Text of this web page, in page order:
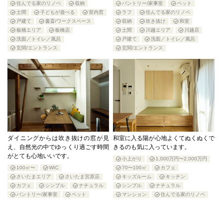
住んでる家のリノベ
収納
土間
子どもが遊べる
室内窓
戸建て
書斎/ワークスペース
板橋エリア
板橋店
洗面／トイレ／風呂
玄関/エントランス
パントリー/家事室
ペット
ラフ
住んでる家のリノベ
収納
吹き抜け
和室
土間
川越エリア
川越店
戸建て
洗面／トイレ／風呂
玄関/エントランス
ダイニングからは吹き抜けの窓が見
え、自然光の中でゆっくり過ごす時間
がとても心地いいです。
100㎡〜
WIC
さいたまエリア
さいたま宮原店
カフェ
シンプル
ナチュラル
パントリー/家事室
ペット
和室に入る陽が心地よくてぬくぬくで
きるのも気に入っています。
小上がり
1,000万円〜2,000万円
70〜100㎡
カフェ
キッズルーム
キッチン
シンプル
ナチュラル
マンション
住んでる家のリノベ